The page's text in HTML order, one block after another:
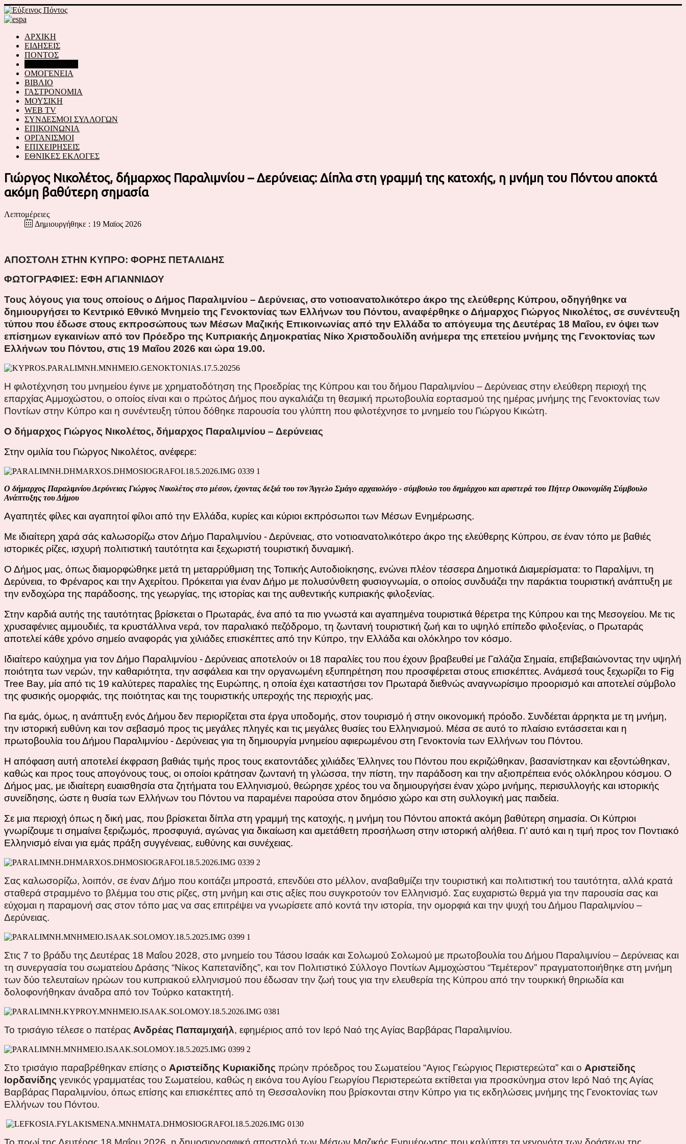
ΑΡΧΙΚΗ
ΕΙΔΗΣΕΙΣ
ΠΟΝΤΟΣ
ΟΜΟΓΕΝΕΙΑ
ΒΙΒΛΙΟ
ΓΑΣΤΡΟΝΟΜΙΑ
ΜΟΥΣΙΚΗ
WEB TV
ΣΥΝΔΕΣΜΟΙ ΣΥΛΛΟΓΩΝ
ΕΠΙΚΟΙΝΩΝΙΑ
ΟΡΓΑΝΙΣΜΟΙ
ΕΠΙΧΕΙΡΗΣΕΙΣ
ΕΘΝΙΚΕΣ ΕΚΛΟΓΕΣ
Γιώργος Νικολέτος, δήμαρχος Παραλιμνίου – Δερύνειας: Δίπλα στη γραμμή της κατοχής, η μνήμη του Πόντου αποκτά
ακόμη βαθύτερη σημασία
Λεπτομέρειες
Δημιουργήθηκε : 19 Μαϊος 2026
ΑΠΟΣΤΟΛΗ ΣΤΗΝ ΚΥΠΡΟ: ΦΟΡΗΣ ΠΕΤΑΛΙΔΗΣ
ΦΩΤΟΓΡΑΦΙΕΣ: ΕΦΗ ΑΓΙΑΝΝΙΔΟΥ
Τους λόγους για τους οποίους ο Δήμος Παραλιμνίου – Δερύνειας, στο νοτιοανατολικότερο άκρο της ελεύθερης Κύπρου, οδηγήθηκε να
δημιουργήσει το Κεντρικό Εθνικό Μνημείο της Γενοκτονίας των Ελλήνων του Πόντου, αναφέρθηκε ο Δήμαρχος Γιώργος Νικολέτος, σε συνέντευξη
τύπου που έδωσε στους εκπροσώπους των Μέσων Μαζικής Επικοινωνίας από την Ελλάδα το απόγευμα της Δευτέρας 18 Μαΐου, εν όψει των
επίσημων εγκαινίων από τον Πρόεδρο της Κυπριακής Δημοκρατίας Νίκο Χριστοδουλίδη ανήμερα της επετείου μνήμης της Γενοκτονίας των
Ελλήνων του Πόντου, στις 19 Μαΐου 2026 και ώρα 19.00.
Η φιλοτέχνηση του μνημείου έγινε με χρηματοδότηση της Προεδρίας της Κύπρου και του δήμου Παραλιμνίου – Δερύνειας στην ελεύθερη περιοχή της
επαρχίας Αμμοχώστου, ο οποίος είναι και ο πρώτος Δήμος που αγκαλιάζει τη θεσμική πρωτοβουλία εορτασμού της ημέρας μνήμης της Γενοκτονίας των
Ποντίων στην Κύπρο και η συνέντευξη τύπου δόθηκε παρουσία του γλύπτη που φιλοτέχνησε το μνημείο του Γιώργου Κικώτη.
Ο δήμαρχος Γιώργος Νικολέτος, δήμαρχος Παραλιμνίου – Δερύνειας
Στην ομιλία του Γιώργος Νικολέτος, ανέφερε:
Ο δήμαρχος Παραλιμνίου Δερύνειας Γιώργος Νικολέτος στο μέσον, έχοντας δεξιά του τον Άγγελο Σμάγο αρχαιολόγο - σύμβουλο του δημάρχου και αριστερά του Πήτερ Οικονομίδη Σύμβουλο
Ανάπτυξης του Δήμου
Αγαπητές φίλες και αγαπητοί φίλοι από την Ελλάδα, κυρίες και κύριοι εκπρόσωποι των Μέσων Ενημέρωσης.
Με ιδιαίτερη χαρά σάς καλωσορίζω στον Δήμο Παραλιμνίου - Δερύνειας, στο νοτιοανατολικότερο άκρο της ελεύθερης Κύπρου, σε έναν τόπο με βαθιές
ιστορικές ρίζες, ισχυρή πολιτιστική ταυτότητα και ξεχωριστή τουριστική δυναμική.
Ο Δήμος μας, όπως διαμορφώθηκε μετά τη μεταρρύθμιση της Τοπικής Αυτοδιοίκησης, ενώνει πλέον τέσσερα Δημοτικά Διαμερίσματα: το Παραλίμνι, τη
Δερύνεια, το Φρέναρος και την Αχερίτου. Πρόκειται για έναν Δήμο με πολυσύνθετη φυσιογνωμία, ο οποίος συνδυάζει την παράκτια τουριστική ανάπτυξη με
την ενδοχώρα της παράδοσης, της γεωργίας, της ιστορίας και της αυθεντικής κυπριακής φιλοξενίας.
Στην καρδιά αυτής της ταυτότητας βρίσκεται ο Πρωταράς, ένα από τα πιο γνωστά και αγαπημένα τουριστικά θέρετρα της Κύπρου και της Μεσογείου. Με τις
χρυσαφένιες αμμουδιές, τα κρυστάλλινα νερά, τον παραλιακό πεζόδρομο, τη ζωντανή τουριστική ζωή και το υψηλό επίπεδο φιλοξενίας, ο Πρωταράς
αποτελεί κάθε χρόνο σημείο αναφοράς για χιλιάδες επισκέπτες από την Κύπρο, την Ελλάδα και ολόκληρο τον κόσμο.
Ιδιαίτερο καύχημα για τον Δήμο Παραλιμνίου - Δερύνειας αποτελούν οι 18 παραλίες του που έχουν βραβευθεί με Γαλάζια Σημαία, επιβεβαιώνοντας την υψηλή
ποιότητα των νερών, την καθαριότητα, την ασφάλεια και την οργανωμένη εξυπηρέτηση που προσφέρεται στους επισκέπτες. Ανάμεσά τους ξεχωρίζει το Fig
Tree Bay, μία από τις 19 καλύτερες παραλίες της Ευρώπης, η οποία έχει καταστήσει τον Πρωταρά διεθνώς αναγνωρίσιμο προορισμό και αποτελεί σύμβολο
της φυσικής ομορφιάς, της ποιότητας και της τουριστικής υπεροχής της περιοχής μας.
Για εμάς, όμως, η ανάπτυξη ενός Δήμου δεν περιορίζεται στα έργα υποδομής, στον τουρισμό ή στην οικονομική πρόοδο. Συνδέεται άρρηκτα με τη μνήμη,
την ιστορική ευθύνη και τον σεβασμό προς τις μεγάλες πληγές και τις μεγάλες θυσίες του Ελληνισμού. Μέσα σε αυτό το πλαίσιο εντάσσεται και η
πρωτοβουλία του Δήμου Παραλιμνίου - Δερύνειας για τη δημιουργία μνημείου αφιερωμένου στη Γενοκτονία των Ελλήνων του Πόντου.
Η απόφαση αυτή αποτελεί έκφραση βαθιάς τιμής προς τους εκατοντάδες χιλιάδες Έλληνες του Πόντου που εκριζώθηκαν, βασανίστηκαν και εξοντώθηκαν,
καθώς και προς τους απογόνους τους, οι οποίοι κράτησαν ζωντανή τη γλώσσα, την πίστη, την παράδοση και την αξιοπρέπεια ενός ολόκληρου κόσμου. Ο
Δήμος μας, με ιδιαίτερη ευαισθησία στα ζητήματα του Ελληνισμού, θεώρησε χρέος του να δημιουργήσει έναν χώρο μνήμης, περισυλλογής και ιστορικής
συνείδησης, ώστε η θυσία των Ελλήνων του Πόντου να παραμένει παρούσα στον δημόσιο χώρο και στη συλλογική μας παιδεία.
Σε μια περιοχή όπως η δική μας, που βρίσκεται δίπλα στη γραμμή της κατοχής, η μνήμη του Πόντου αποκτά ακόμη βαθύτερη σημασία. Οι Κύπριοι
γνωρίζουμε τι σημαίνει ξεριζωμός, προσφυγιά, αγώνας για δικαίωση και αμετάθετη προσήλωση στην ιστορική αλήθεια. Γι’ αυτό και η τιμή προς τον Ποντιακό
Ελληνισμό είναι για εμάς πράξη συγγένειας, ευθύνης και συνέχειας.
Σας καλωσορίζω, λοιπόν, σε έναν Δήμο που κοιτάζει μπροστά, επενδύει στο μέλλον, αναβαθμίζει την τουριστική και πολιτιστική του ταυτότητα, αλλά κρατά
σταθερά στραμμένο το βλέμμα του στις ρίζες, στη μνήμη και στις αξίες που συγκροτούν τον Ελληνισμό. Σας ευχαριστώ θερμά για την παρουσία σας και
εύχομαι η παραμονή σας στον τόπο μας να σας επιτρέψει να γνωρίσετε από κοντά την ιστορία, την ομορφιά και την ψυχή του Δήμου Παραλιμνίου –
Δερύνειας.
Στις 7 το βράδυ της Δευτέρας 18 Μαΐου 2028, στο μνημείο του Τάσου Ισαάκ και Σολωμού Σολωμού με πρωτοβουλία του Δήμου Παραλιμνίου – Δερύνειας και
τη συνεργασία του σωματείου Δράσης “Νίκος Καπετανίδης”, και τον Πολιτιστικό Σύλλογο Ποντίων Αμμοχώστου “Τεμέτερον” πραγματοποιήθηκε στη μνήμη
των δύο τελευταίων ηρώων του κυπριακού ελληνισμού που έδωσαν την ζωή τους για την ελευθερία της Κύπρου από την τουρκική θηριωδία και
δολοφονήθηκαν άναδρα από τον Τούρκο κατακτητή.
Το τρισάγιο τέλεσε ο πατέρας Ανδρέας Παπαμιχαήλ, εφημέριος από τον Ιερό Ναό της Αγίας Βαρβάρας Παραλιμνίου.
Στο τρισάγιο παραβρέθηκαν επίσης ο Αριστείδης Κυριακίδης πρώην πρόεδρος του Σωματείου “Αγιος Γεώργιος Περιστερεώτα” και ο Αριστείδης
Ιορδανίδης γενικός γραμματέας του Σωματείου, καθώς η εικόνα του Αγίου Γεωργίου Περιστερεώτα εκτίθεται για προσκύνημα στον Ιερό Ναό της Αγίας
Βαρβάρας Παραλιμνίου, όπως επίσης και επισκέπτες από τη Θεσσαλονίκη που βρίσκονται στην Κύπρο για τις εκδηλώσεις μνήμης της Γενοκτονίας των
Ελλήνων του Πόντου.